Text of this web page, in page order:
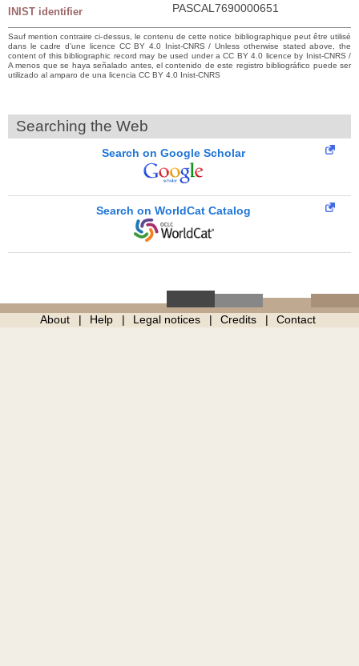
INIST identifier PASCAL7690000651
Sauf mention contraire ci-dessus, le contenu de cette notice bibliographique peut être utilisé
dans le cadre d’une licence CC BY 4.0 Inist-CNRS / Unless otherwise stated above, the
content of this bibliographic record may be used under a CC BY 4.0 licence by Inist-CNRS /
A menos que se haya señalado antes, el contenido de este registro bibliográfico puede ser
utilizado al amparo de una licencia CC BY 4.0 Inist-CNRS
Searching the Web
Search on Google Scholar
Search on WorldCat Catalog
About Help Legal notices Credits Contact